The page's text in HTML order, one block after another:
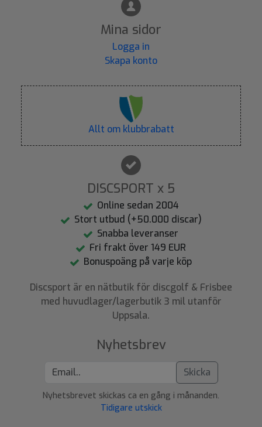
Mina sidor
Logga in
Skapa konto
Allt om klubbrabatt
DISCSPORT x 5
Online sedan 2004
Stort utbud (+50.000 discar)
Snabba leveranser
Fri frakt över 149 EUR
Bonuspoäng på varje köp
Discsport är en nätbutik för discgolf & Frisbee
med huvudlager/lagerbutik 3 mil utanför
Uppsala.
Nyhetsbrev
Skicka
Nyhetsbrevet skickas ca en gång i månanden.
Tidigare utskick